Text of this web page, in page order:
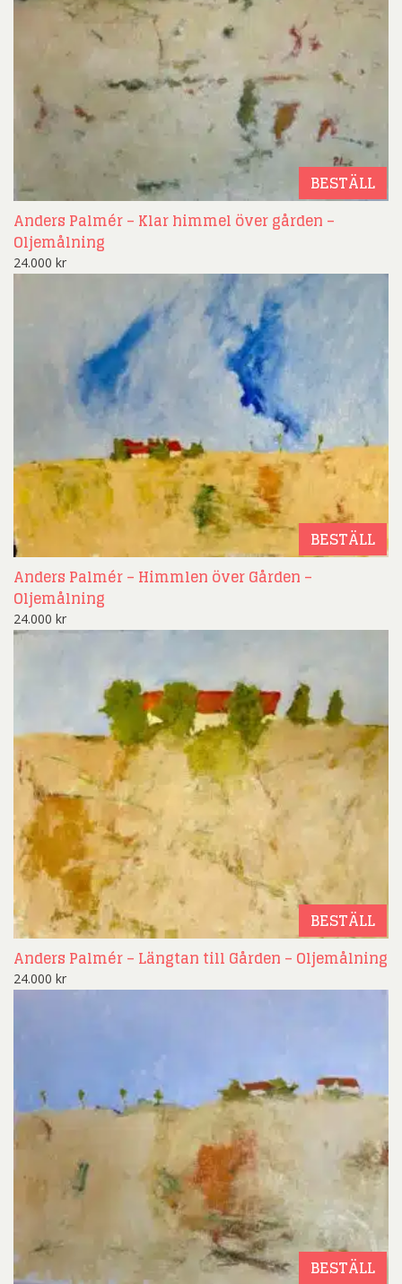
BESTÄLL
Anders Palmér – Klar himmel över gården –
Oljemålning
24.000 kr
BESTÄLL
Anders Palmér – Himmlen över Gården –
Oljemålning
24.000 kr
BESTÄLL
Anders Palmér – Längtan till Gården – Oljemålning
24.000 kr
BESTÄLL